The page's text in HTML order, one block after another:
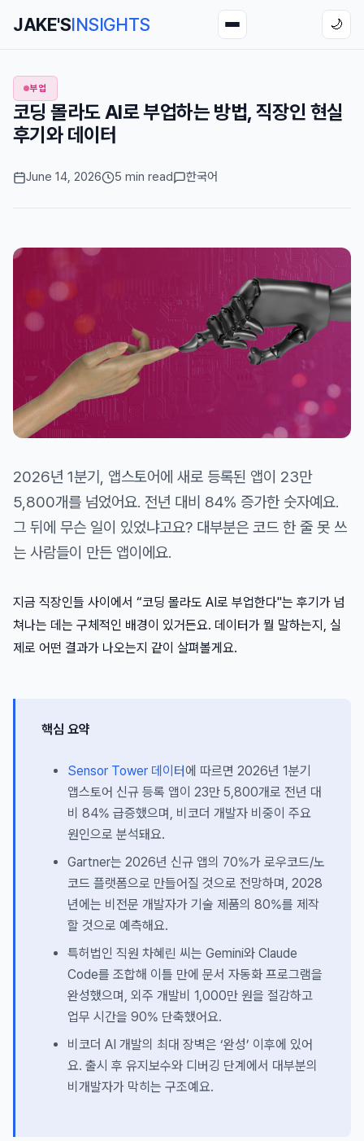
JAKE'SINSIGHTS 🌙
부업
코딩 몰라도 AI로 부업하는 방법, 직장인 현실
후기와 데이터
June 14, 2026 5 min read 한국어
2026년 1분기, 앱스토어에 새로 등록된 앱이 23만
5,800개를 넘었어요. 전년 대비 84% 증가한 숫자예요.
그 뒤에 무슨 일이 있었냐고요? 대부분은 코드 한 줄 못 쓰
는 사람들이 만든 앱이에요.
지금 직장인들 사이에서 “코딩 몰라도 AI로 부업한다"는 후기가 넘
쳐나는 데는 구체적인 배경이 있거든요. 데이터가 뭘 말하는지, 실
제로 어떤 결과가 나오는지 같이 살펴볼게요.
핵심 요약
Sensor Tower 데이터에 따르면 2026년 1분기
앱스토어 신규 등록 앱이 23만 5,800개로 전년 대
비 84% 급증했으며, 비코더 개발자 비중이 주요
원인으로 분석돼요.
Gartner는 2026년 신규 앱의 70%가 로우코드/노
코드 플랫폼으로 만들어질 것으로 전망하며, 2028
년에는 비전문 개발자가 기술 제품의 80%를 제작
할 것으로 예측해요.
특허법인 직원 차혜린 씨는 Gemini와 Claude
Code를 조합해 이틀 만에 문서 자동화 프로그램을
완성했으며, 외주 개발비 1,000만 원을 절감하고
업무 시간을 90% 단축했어요.
비코더 AI 개발의 최대 장벽은 ‘완성’ 이후에 있어
요. 출시 후 유지보수와 디버깅 단계에서 대부분의
비개발자가 막히는 구조예요.